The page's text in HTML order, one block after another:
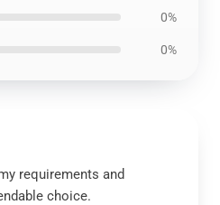
0%
0%
requirements and
choice.